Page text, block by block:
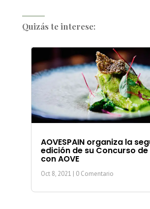
Quizás te interese:
AOVESPAIN organiza la
edición de su Concurso
con AOVE
Oct 8, 2021 | 0 Comentario